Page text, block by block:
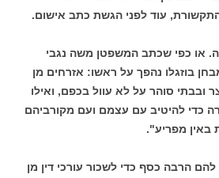
עוד לפני הגשת כתב אישום.
או כפי שכתב המשפטן משה נגבי
בוזגלו נהפך על ראשו: אזרחים מן
ובבתי סוהר על לא עוול בכפם, ואילו
כדי להיטיב עם עצמם ועם מקורביהם
באין מפריע".
הרבה כסף כדי לשכור עורכי דין מן